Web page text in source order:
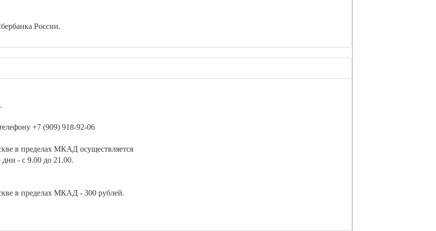
России.
+7 (909) 918-92-06
в пределах МКАД осуществляется
- с 9.00 до 21.00.
в пределах МКАД - 300 рублей.